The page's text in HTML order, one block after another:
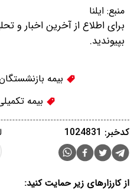
منبع: ایلنا
برای اطلاع از آخرین اخبار و
بپیوندید.
بیمه
بیمه
کدخبر: 1024831
از کارزارهای زیر حمایت کنید: